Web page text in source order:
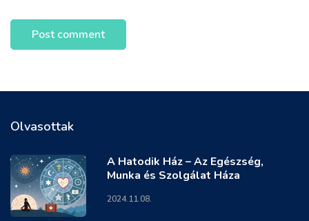
Olvasottak
A Hatodik Ház – Az Egészség,
Munka és Szolgálat Háza
2024.11.08.